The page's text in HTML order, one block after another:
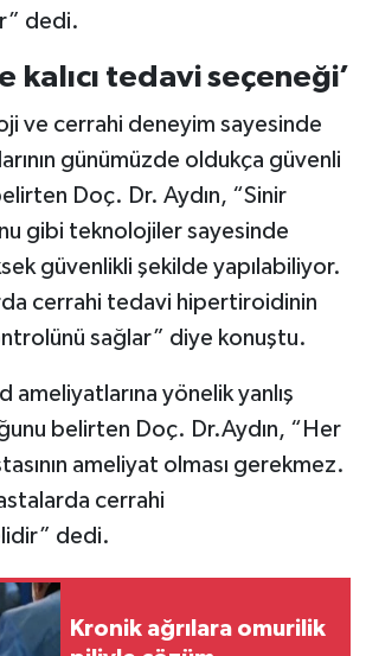
dedi.
kalıcı tedavi seçeneği’
ve cerrahi deneyim sayesinde
günümüzde oldukça güvenli
Doç. Dr. Aydın, “Sinir
gibi teknolojiler sayesinde
güvenlikli şekilde yapılabiliyor.
cerrahi tedavi hipertiroidinin
sağlar” diye konuştu.
ameliyatlarına yönelik yanlış
belirten Doç. Dr.Aydın, “Her
ameliyat olması gerekmez.
cerrahi
dedi.
Kronik ağrılara omurilik